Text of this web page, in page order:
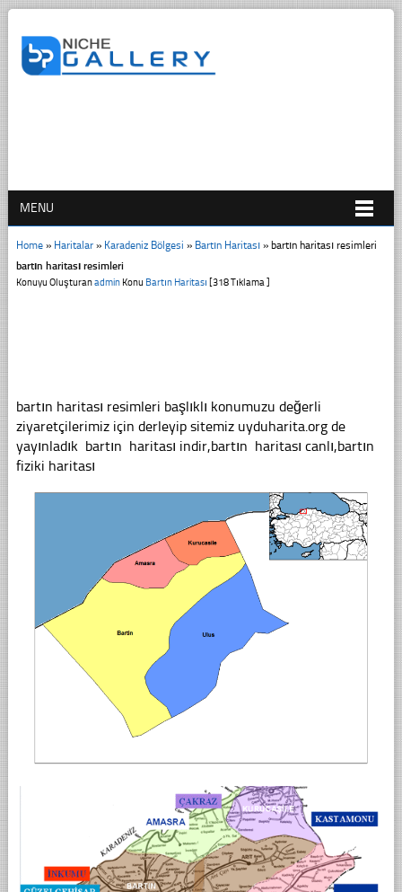
MENU
Home» Haritalar» Karadeniz Bölgesi » Bartın Haritası» bartın haritası resimleri
bartın haritası resimleri
Konuyu OluşturanadminKonu Bartın Haritası [318 Tıklama ]
bartın haritası resimleri başlıklı konumuzu değerli
ziyaretçilerimiz için derleyip sitemiz uyduharita.org de
yayınladık bartın haritası indir,bartın haritası canlı,bartın
fiziki haritası